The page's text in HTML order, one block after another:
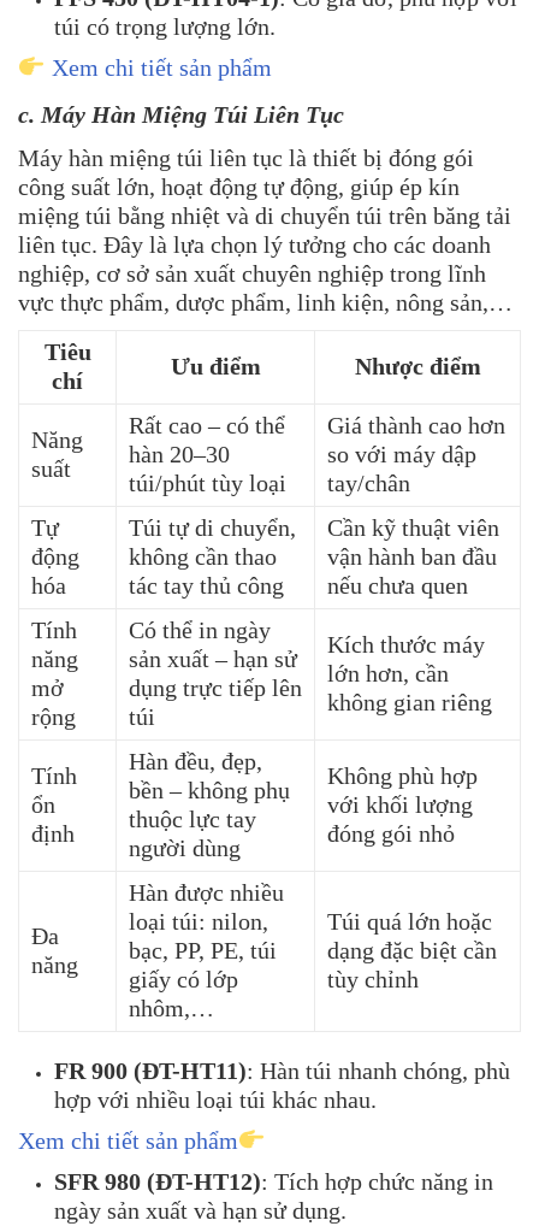
túi có trọng lượng lớn.
Xem chi tiết sản phẩm
c. Máy Hàn Miệng Túi Liên Tục
Máy hàn miệng túi liên tục là thiết bị đóng gói
công suất lớn, hoạt động tự động, giúp ép kín
miệng túi bằng nhiệt và di chuyển túi trên băng tải
liên tục. Đây là lựa chọn lý tưởng cho các doanh
nghiệp, cơ sở sản xuất chuyên nghiệp trong lĩnh
vực thực phẩm, dược phẩm, linh kiện, nông sản,…
Tiêu
chí
Ưu điểm Nhược điểm
Năng
suất
Rất cao – có thể
hàn 20–30
túi/phút tùy loại
Giá thành cao hơn
so với máy dập
tay/chân
Tự
động
hóa
Túi tự di chuyển,
không cần thao
tác tay thủ công
Cần kỹ thuật viên
vận hành ban đầu
nếu chưa quen
Tính
năng
mở
rộng
Có thể in ngày
sản xuất – hạn sử
dụng trực tiếp lên
túi
Kích thước máy
lớn hơn, cần
không gian riêng
Tính
ổn
định
Hàn đều, đẹp,
bền – không phụ
thuộc lực tay
người dùng
Không phù hợp
với khối lượng
đóng gói nhỏ
Đa
năng
Hàn được nhiều
loại túi: nilon,
bạc, PP, PE, túi
giấy có lớp
nhôm,…
Túi quá lớn hoặc
dạng đặc biệt cần
tùy chỉnh
FR 900 (ĐT-HT11): Hàn túi nhanh chóng, phù
hợp với nhiều loại túi khác nhau.
Xem chi tiết sản phẩm
SFR 980 (ĐT-HT12): Tích hợp chức năng in
ngày sản xuất và hạn sử dụng.